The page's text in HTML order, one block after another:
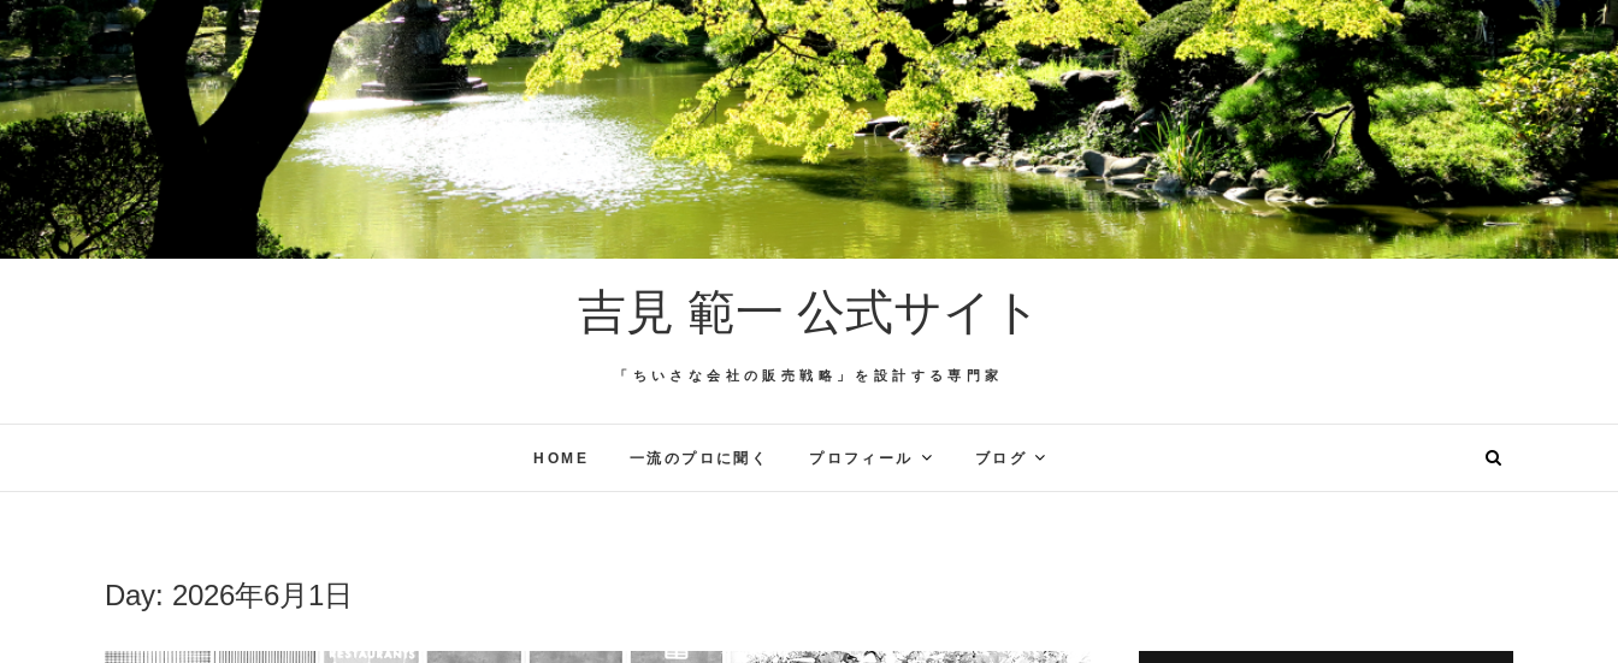
吉見 範一 公式サイト
「ちいさな会社の販売戦略」を設計する専門家
HOME 一流のプロに聞く プロフィール ブログ
Day: 2026年6月1日